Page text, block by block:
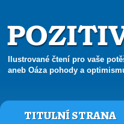
Ilustrované čtení pro vaše
aneb Oáza pohody a
TITULNÍ STRANA